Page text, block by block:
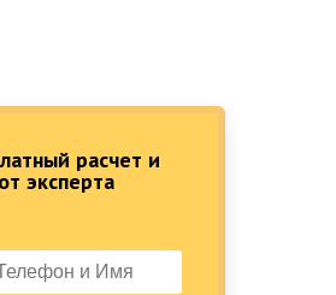
расчет и
эксперта